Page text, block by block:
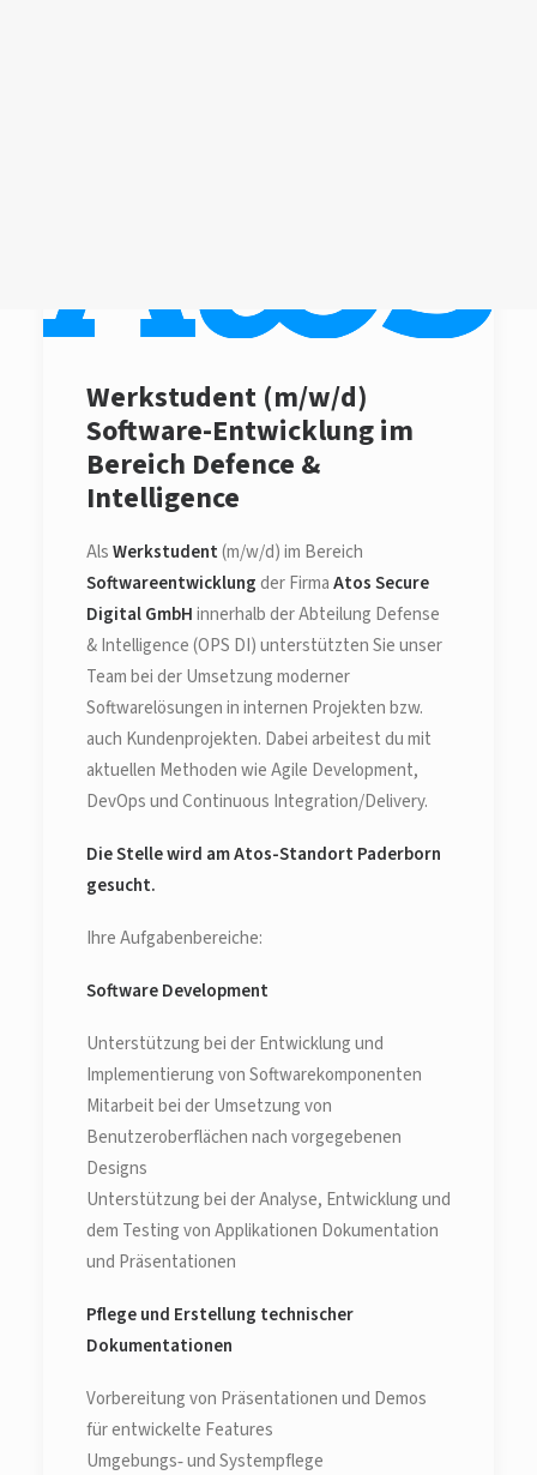
Werkstudent (m/w/d)
Software-Entwicklung im
Bereich Defence &
Intelligence
AlsWerkstudent(m/w/d) im Bereich
Softwareentwicklungder FirmaAtos Secure
Digital GmbHinnerhalb der Abteilung Defense
& Intelligence (OPS DI) unterstützten Sie unser
Team bei der Umsetzung moderner
Softwarelösungen in internen Projekten bzw.
auch Kundenprojekten. Dabei arbeitest du mit
aktuellen Methoden wie Agile Development,
DevOps und Continuous Integration/Delivery.
Die Stelle wird am Atos-Standort Paderborn
gesucht.
Ihre Aufgabenbereiche:
Software Development
Unterstützung bei der Entwicklung und
Implementierung von Softwarekomponenten
Mitarbeit bei der Umsetzung von
Benutzeroberflächen nach vorgegebenen
Designs
Unterstützung bei der Analyse, Entwicklung und
dem Testing von Applikationen Dokumentation
und Präsentationen
Pflege und Erstellung technischer
Dokumentationen
Vorbereitung von Präsentationen und Demos
für entwickelte Features
Umgebungs‑ und Systempflege